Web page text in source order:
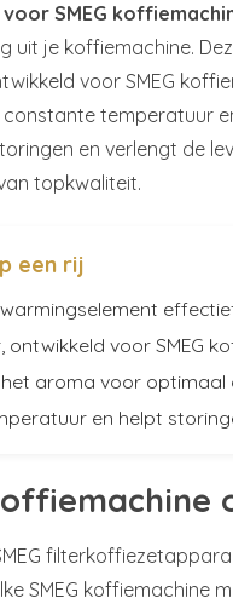
SMEG
uit je koffiemachine.
voor SMEG
temperatuur
en verlengt de
topkwaliteit.
een rij
voor SMEG
aroma voor optimaal
en helpt
SMEG koffiemachine